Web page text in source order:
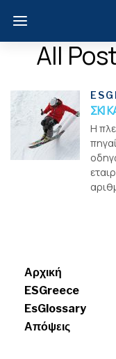
All
ΣΚΙ
Η
Αρχική
ESGreece
EsGlossary
Απόψεις